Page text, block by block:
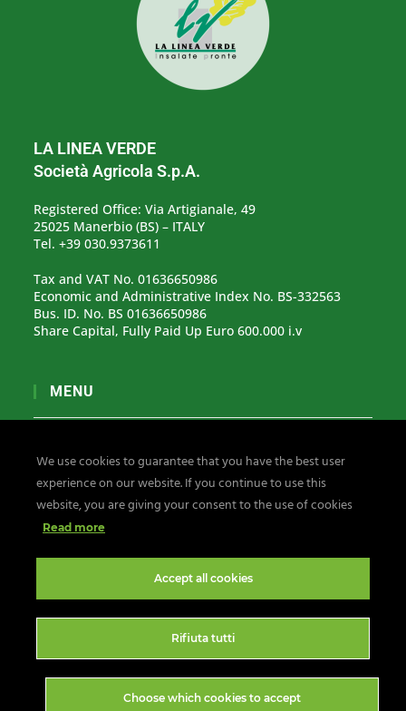
LA LINEA VERDE
Società Agricola S.p.A.
Registered Office: Via Artigianale, 49
25025 Manerbio (BS) – ITALY
Tel. +39 030.9373611
Tax and VAT No. 01636650986
Economic and Administrative Index No. BS-332563
Bus. ID. No. BS 01636650986
Share Capital, Fully Paid Up Euro 600.000 i.v
MENU
Organisationsmodell 231
Whistleblowing-Meldungen
Datenschutz & Cookies
Folgt euch:
We use cookies to guarantee that you have the best user
experience on our website. If you continue to use this
website, you are giving your consent to the use of cookies
Read more
Accept all cookies
Rifiuta tutti
Choose which cookies to accept